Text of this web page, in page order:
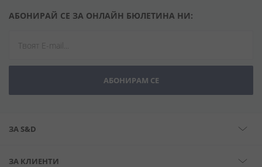
АБОНИРАЙ СЕ ЗА ОНЛАЙН БЮЛЕТИНА НИ:
АБОНИРАМ СЕ
ЗА S&D
ЗА КЛИЕНТИ